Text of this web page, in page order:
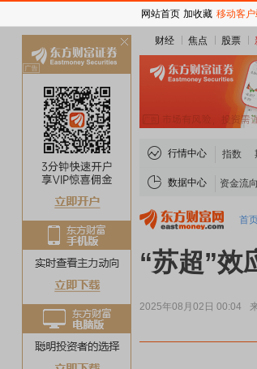
财经 焦点 股票
行情中心 指数
数据中心 资金流向
首
“苏超”效
2025年08月02日 00:04
网站首页 加收藏 移动客
关